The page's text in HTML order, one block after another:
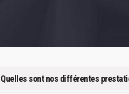
Quelles sont nos différentes